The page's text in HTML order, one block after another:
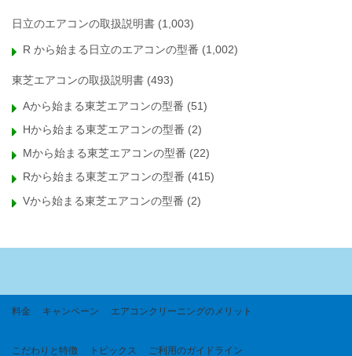
日立のエアコンの取扱説明書 (1,003)
R から始まる日立のエアコンの型番 (1,002)
東芝エアコンの取扱説明書 (493)
Aから始まる東芝エアコンの型番 (51)
Hから始まる東芝エアコンの型番 (2)
Mから始まる東芝エアコンの型番 (22)
Rから始まる東芝エアコンの型番 (415)
Vから始まる東芝エアコンの型番 (2)
料金 キャンペーン エアコンクリーニングのメリット
こだわりと特徴 トピックス ご利用のガイドライン